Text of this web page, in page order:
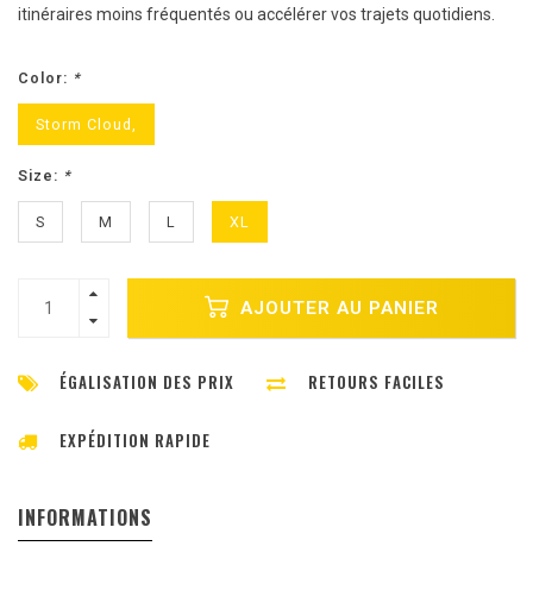
itinéraires moins fréquentés ou accélérer vos trajets quotidiens.
Color: *
Storm Cloud,
Size: *
S M L XL
AJOUTER AU PANIER
ÉGALISATION DES PRIX RETOURS FACILES
EXPÉDITION RAPIDE
INFORMATIONS